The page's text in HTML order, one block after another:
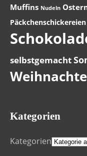
Muffins Nudeln
Päckchenschickereien
selbstgemacht
Kategorien
Kategorien